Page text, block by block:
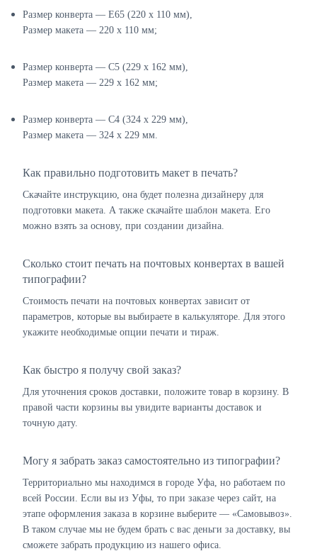
Размер конверта — E65 (220 х 110 мм),
Размер макета — 220 х 110 мм;
Размер конверта — C5 (229 х 162 мм),
Размер макета — 229 х 162 мм;
Размер конверта — C4 (324 х 229 мм),
Размер макета — 324 х 229 мм.
Как правильно подготовить макет в печать?
Скачайте инструкцию, она будет полезна дизайнеру для
подготовки макета. А также скачайте шаблон макета. Его
можно взять за основу, при создании дизайна.
Сколько стоит печать на почтовых конвертах в вашей
типографии?
Стоимость печати на почтовых конвертах зависит от
параметров, которые вы выбираете в калькуляторе. Для этого
укажите необходимые опции печати и тираж.
Как быстро я получу свой заказ?
Для уточнения сроков доставки, положите товар в корзину. В
правой части корзины вы увидите варианты доставок и
точную дату.
Могу я забрать заказ самостоятельно из типографии?
Территориально мы находимся в городе Уфа, но работаем по
всей России. Если вы из Уфы, то при заказе через сайт, на
этапе оформления заказа в корзине выберите — «Самовывоз».
В таком случае мы не будем брать с вас деньги за доставку, вы
сможете забрать продукцию из нашего офиса.